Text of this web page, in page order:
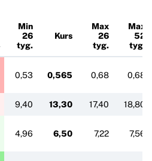
Min
26
tyg.
Kurs
Max
26
tyg.
Max
52
tyg.
0,53 0,565 0,68 0,68
9,40 13,30 17,40 18,80
4,96 6,50 7,22 7,56